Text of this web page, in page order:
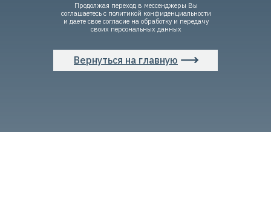
Вернуться на главную
Продолжая переход в мессенджеры Вы
соглашаетесь с политикой конфиденциальности
и даете свое согласие на обработку и передачу
своих персональных данных